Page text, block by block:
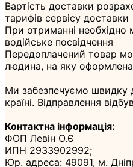
Вартість доставки
тарифів сервісу доставки
При отриманні необхідно
водійське посвідчення
Передоплачений товар
людина, на яку
Ми забезпечуємо швидку
країні. Відправлення
Контактна інформація:
ФОП Левін О.Є
ИПН 2933902992;
Юр. адреса: 49091, м.